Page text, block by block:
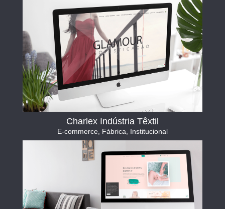
Charlex Indústria Têxtil
E-commerce, Fábrica Institucional